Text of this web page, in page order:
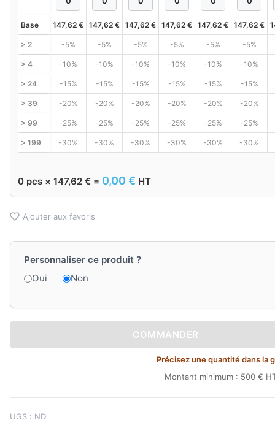
Base 147,62 € 147,62 € 147,62 € 147,62 € 147,62 € 147,62 €
> 2 -5% -5% -5% -5% -5% -5%
> 4 -10% -10% -10% -10% -10% -10%
> 24 -15% -15% -15% -15% -15% -15%
> 39 -20% -20% -20% -20% -20% -20%
> 99 -25% -25% -25% -25% -25% -25%
> 199 -30% -30% -30% -30% -30% -30%
0 pcs × 147,62 € = 0,00 € HT
Ajouter aux favoris
Personnaliser ce produit ?
Oui
Non
COMMANDER
Précisez une quantité dans la
Montant minimum : 500 €
UGS : ND